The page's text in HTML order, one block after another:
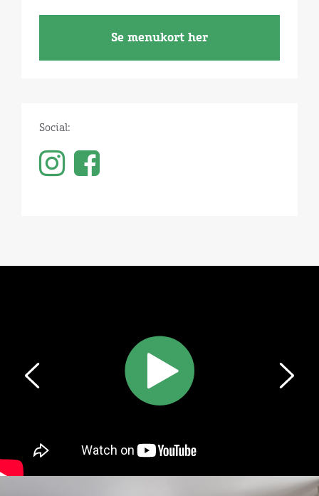
Se menukort her
Social: